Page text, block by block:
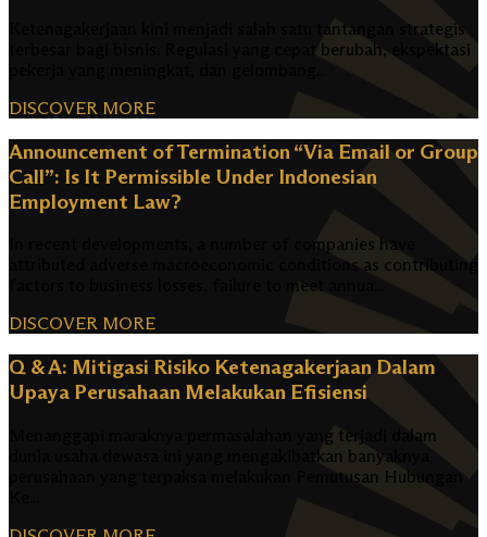
Ketenagakerjaan kini menjadi salah satu tantangan strategis
terbesar bagi bisnis. Regulasi yang cepat berubah, ekspektasi
DISCOVER MORE
Announcement of Termination “Via Email or Group
Call”: Is It Permissible Under Indonesian
Employment Law?
In recent developments, a number of companies have
attributed adverse macroeconomic conditions as contributing
factors to business losses, failure to meet annua...
DISCOVER MORE
Q & A: Mitigasi Risiko Ketenagakerjaan Dalam
Upaya Perusahaan Melakukan Efisiensi
Menanggapi maraknya permasalahan yang terjadi dalam
dunia usaha dewasa ini yang mengakibatkan banyaknya
perusahaan yang terpaksa melakukan Pemutusan Hubungan